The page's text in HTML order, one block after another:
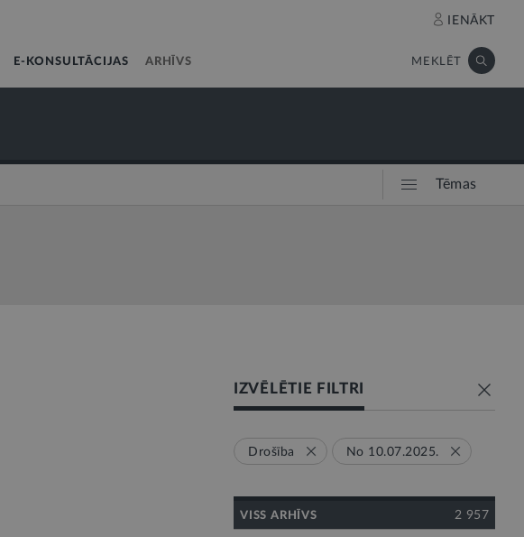
IENĀKT
E-KONSULTĀCIJAS ARHĪVS MEKLĒT
Tēmas
IZVĒLĒTIE FILTRI
Drošība No 10.07.2025.
VISS ARHĪVS 2 957